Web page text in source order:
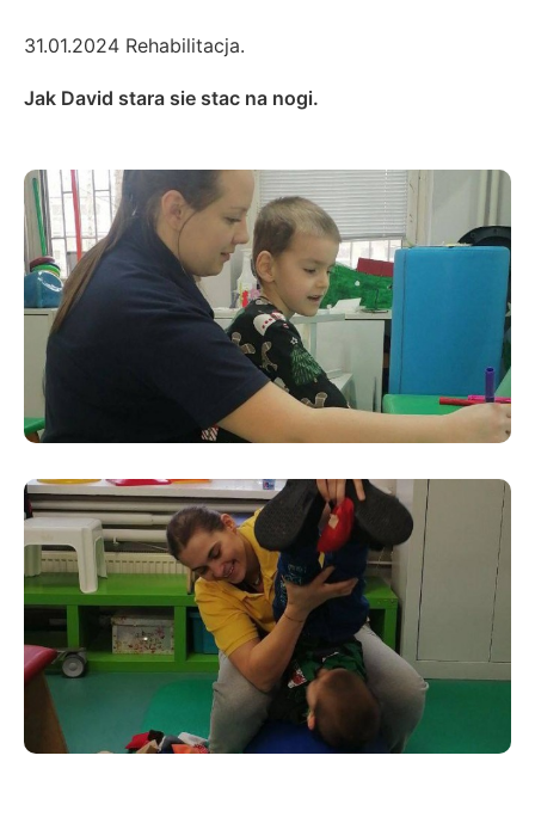
31.01.2024 Rehabilitacja.
Jak David stara sie stac na nogi.